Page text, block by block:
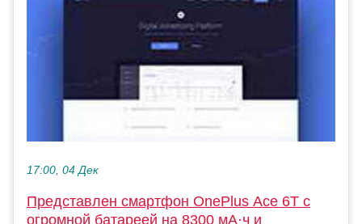
17:00, 04 Дек
Представлен смартфон OnePlus Ace 6T с
огромной батареей на 8300 мА·ч и